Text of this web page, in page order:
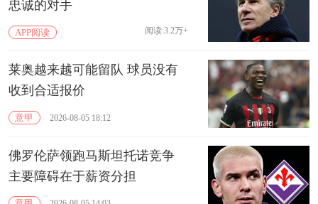
忠诚的对手
APP阅读 阅读:3.2万+
莱奥越来越可能留队 球员没有
收到合适报价
意甲 2026-08-05 18:12
佛罗伦萨领跑马斯坦托诺竞争
主要障碍在于‌薪资分担‌